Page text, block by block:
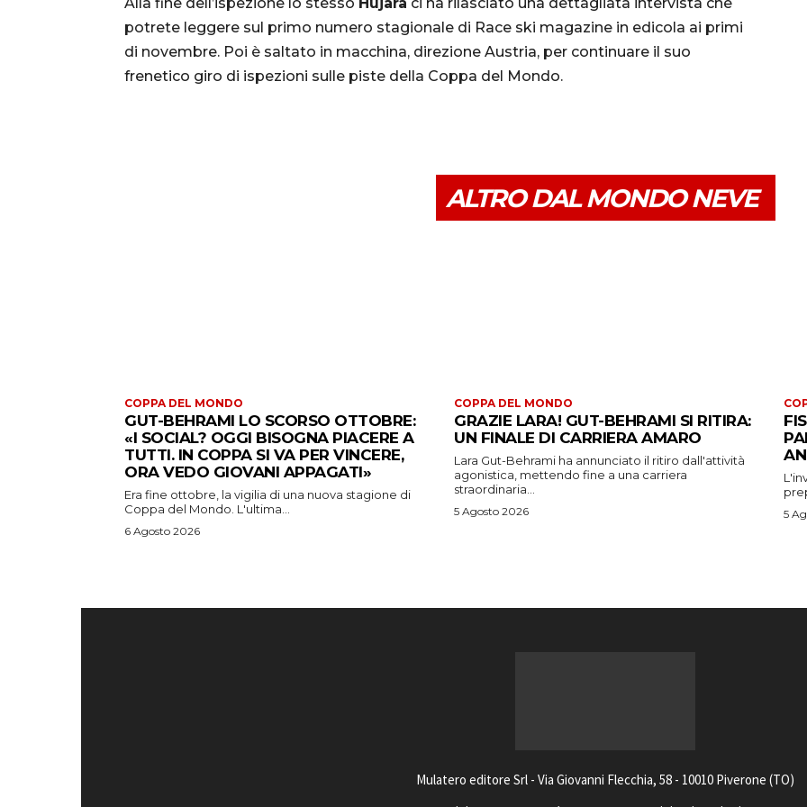
potrete leggere sul primo numero stagionale di Race ski magazine in edicola ai primi
di novembre. Poi è saltato in macchina, direzione Austria, per continuare il suo
frenetico giro di ispezioni sulle piste della Coppa del Mondo.
ALTRO DAL MONDO NEVE
COPPA DEL MONDO
GUT-BEHRAMI LO SCORSO OTTOBRE:
«I SOCIAL? OGGI BISOGNA PIACERE A
TUTTI. IN COPPA SI VA PER VINCERE,
ORA VEDO GIOVANI APPAGATI»
Era fine ottobre, la vigilia di una nuova stagione di
Coppa del Mondo. L'ultima...
6 Agosto 2026
COPPA DEL MONDO
GRAZIE LARA! GUT-BEHRAMI SI RITIRA:
UN FINALE DI CARRIERA AMARO
Lara Gut-Behrami ha annunciato il ritiro dall'attività
agonistica, mettendo fine a una carriera
straordinaria...
5 Agosto 2026 5
Mulatero editore Srl - Via Giovanni Flecchia, 58 - 10010 Piverone (TO)